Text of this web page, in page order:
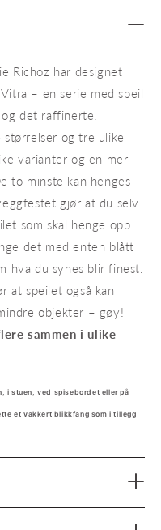
Richoz har designet
– en serie med speil
det raffinerte.
størrelser og tre ulike
varianter og en mer
to minste kan henges
gjør at du selv
som skal henge opp
det med enten blått
hva du synes blir finest.
at speilet også kan
objekter – gøy!
sammen i ulike
i stuen, ved spisebordet eller på
et vakkert blikkfang som i tillegg